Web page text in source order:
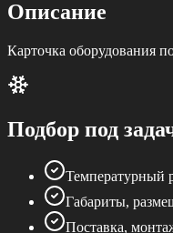
Описание
Карточка оборудования
Подбор под
Температурный
Габариты,
Поставка,